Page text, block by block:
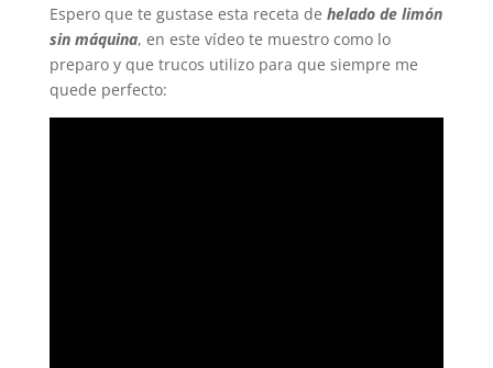
Espero que te gustase esta receta de helado de limón
sin máquina, en este vídeo te muestro como lo
preparo y que trucos utilizo para que siempre me
quede perfecto: